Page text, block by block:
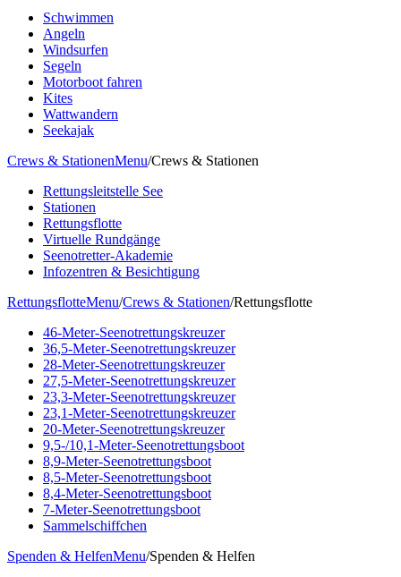
Schwimmen
Angeln
Windsurfen
Segeln
Motorboot fahren
Kites
Wattwandern
Seekajak
Crews & StationenMenu/Crews & Stationen
Rettungsleitstelle See
Stationen
Rettungsflotte
Virtuelle Rundgänge
Seenotretter-Akademie
Infozentren & Besichtigung
RettungsflotteMenu/Crews & Stationen/Rettungsflotte
46-Meter-Seenotrettungskreuzer
36,5-Meter-Seenotrettungskreuzer
28-Meter-Seenotrettungskreuzer
27,5-Meter-Seenotrettungskreuzer
23,3-Meter-Seenotrettungskreuzer
23,1-Meter-Seenotrettungskreuzer
20-Meter-Seenotrettungskreuzer
9,5-/10,1-Meter-Seenotrettungsboot
8,9-Meter-Seenotrettungsboot
8,5-Meter-Seenotrettungsboot
8,4-Meter-Seenotrettungsboot
7-Meter-Seenotrettungsboot
Sammelschiffchen
Spenden & HelfenMenu/Spenden & Helfen